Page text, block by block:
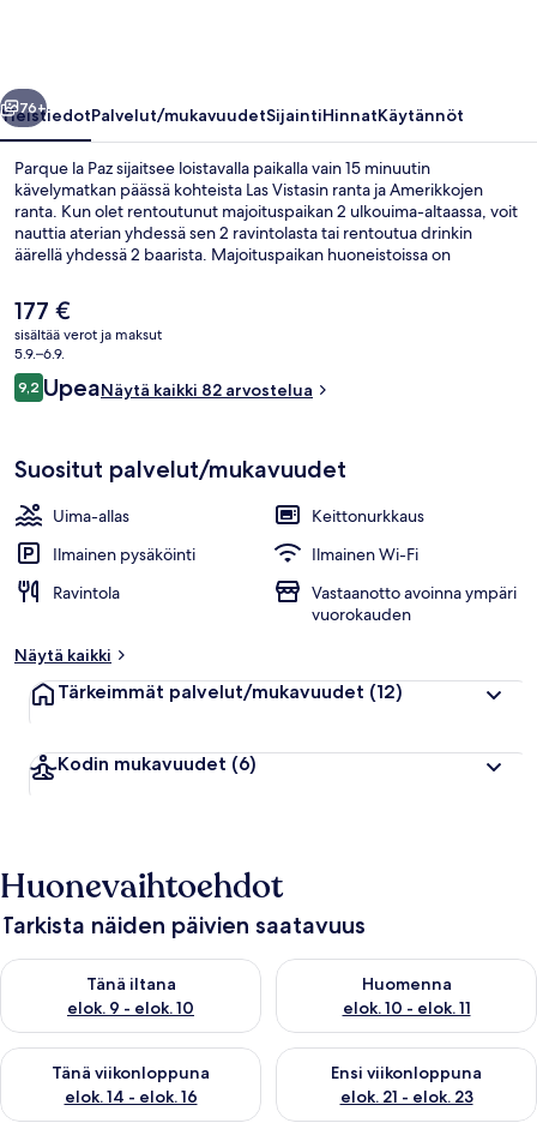
Seuraava
76+
YleistiedotPalvelut/mukavuudetSijaintiHinnatKäytännöt
Parque la Paz sijaitsee loistavalla paikalla vain 15 minuutin
kävelymatkan päässä kohteista Las Vistasin ranta ja Amerikkojen
ranta. Kun olet rentoutunut majoituspaikan 2 ulkouima-altaassa, voit
nauttia aterian yhdessä sen 2 ravintolasta tai rentoutua drinkin
äärellä yhdessä 2 baarista. Majoituspaikan huoneistoissa on
ilmainen langaton internetyhteys.
Nykyinen
hinta
on
177 €
177 €
sisältää verot ja maksut
5.9.–6.9.
Arvostelut
9,29,2 kautta 10.
UpeaNäytä kaikki 82 arvostelua
Suositut palvelut/mukavuudet
Uima-allas
Keittonurkkaus
Ilmainen pysäköinti
Ilmainen Wi-Fi
Ravintola
Vastaanotto avoinna ympäri
vuorokauden
Näytä kaikki
Tärkeimmät palvelut/mukavuudet (12)
Kodin mukavuudet (6)
Huonevaihtoehdot
Tarkista näiden päivien saatavuus
Tänä iltana
elok. 9 - elok. 10
Tarkista tämän illan saatavuus elok. 9 - elok. 10
Huomenna
elok. 10 - elok. 11
Tarkista huomisen saatavuus
Tänä viikonloppuna
elok. 14 - elok. 16
Tarkista tämän viikonlopun saatavuus elok. 14 - elok. 16
Ensi viikonloppuna
elok. 21 - elok. 23
Tarkista ensi viikonlopun